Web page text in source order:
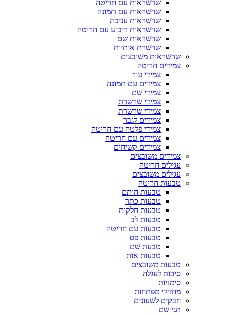
שרשראות עם חריטה
שרשראות עם תמונה
שרשראות עניבה
שרשראות ריבוע עם חריטה
שרשראות שם
שרשרת אותיות
שרשראות משובצים
צמידים חריטה
צמידי עור
צמידים עם תמונה
צמידי שם
צמידי שרשרת
צמידי שרשרת
צמידים לגבר
צמידי פלטה עם חריטה
צמידים עם חריטה
צמידים קשיחים
צמידים משובצים
עגילים חריטה
עגילים משובצים
טבעות חריטה
טבעות חותם
טבעות כתר
טבעות חלקות
טבעות לב
טבעות עם חריטה
טבעות פס
טבעת שם
טבעות אות
טבעות משובצים
סיכות לעגלה
סימניות
מחזיקי מפתחות
חבקים לשעונים
תגי שם